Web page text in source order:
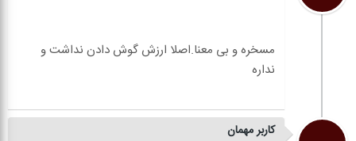
مسخره و بی معنا.اصلا ارزش گوش دادن نداشت و
کاربر مهمان